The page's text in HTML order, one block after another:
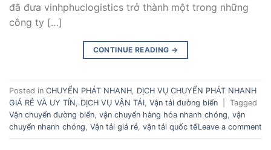
đã đưa vinhphuclogistics trở thành một trong những
công ty […]
CONTINUE READING →
Posted in CHUYỂN PHÁT NHANH, DỊCH VỤ CHUYỂN PHÁT NHANH
GIÁ RẺ VÀ UY TÍN, DỊCH VỤ VẬN TẢI, Vận tải đường biển
Tagged
Vận chuyển đường biển, vận chuyển hàng hóa nhanh chóng, vận
chuyển nhanh chóng, Vận tải giá rẻ, vận tải quốc tếLeave a comment